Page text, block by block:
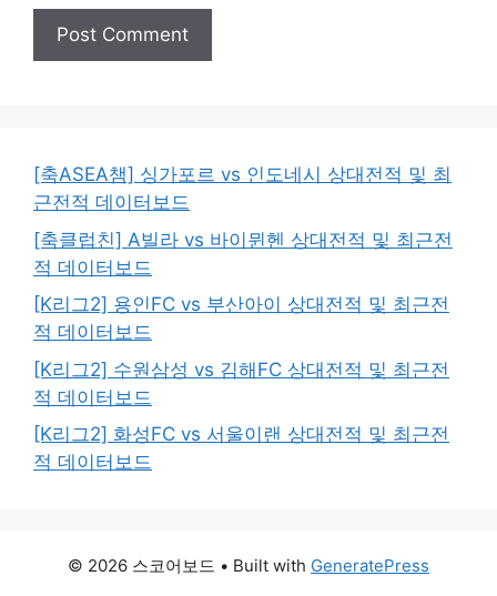
[축ASEA챔] 싱가포르 vs 인도네시 상대전적 및 최
근전적 데이터보드
[축클럽친] A빌라 vs 바이뮌헨 상대전적 및 최근전
적 데이터보드
[K리그2] 용인FC vs 부산아이 상대전적 및 최근전
적 데이터보드
[K리그2] 수원삼성 vs 김해FC 상대전적 및 최근전
적 데이터보드
[K리그2] 화성FC vs 서울이랜 상대전적 및 최근전
적 데이터보드
© 2026 스코어보드 • Built with GeneratePress